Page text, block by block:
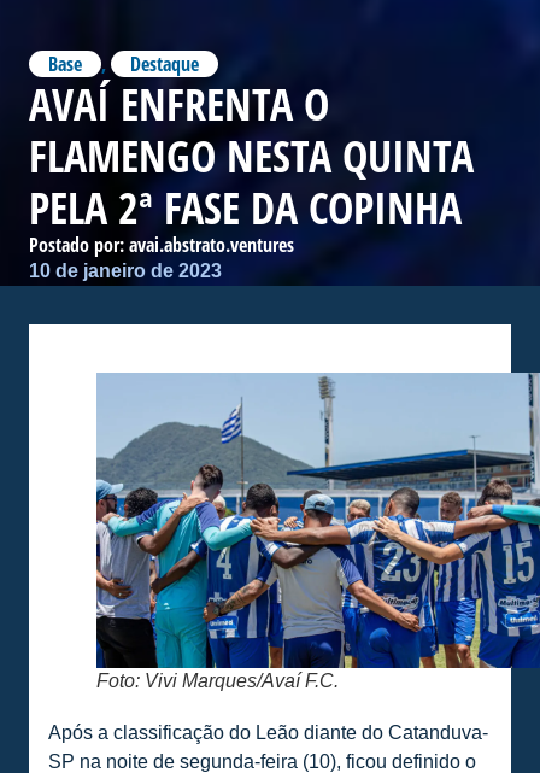
Base , Destaque
AVAÍ ENFRENTA O
FLAMENGO NESTA QUINTA
PELA 2ª FASE DA COPINHA
Postado por:avai.abstrato.ventures
10 de janeiro de 2023
Foto: Vivi Marques/Avaí F.C.
Após a classificação do Leão diante do Catanduva-
SP na noite de segunda-feira (10), ficou definido o